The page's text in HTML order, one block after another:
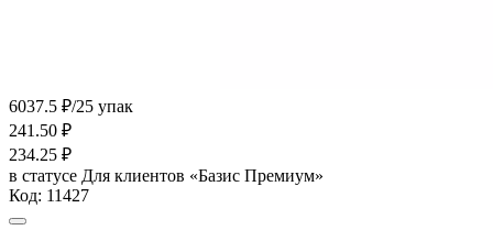
6037.5 ₽/25 упак
241.50 ₽
234.25 ₽
в статусе Для клиентов «Базис Премиум»
Код: 11427